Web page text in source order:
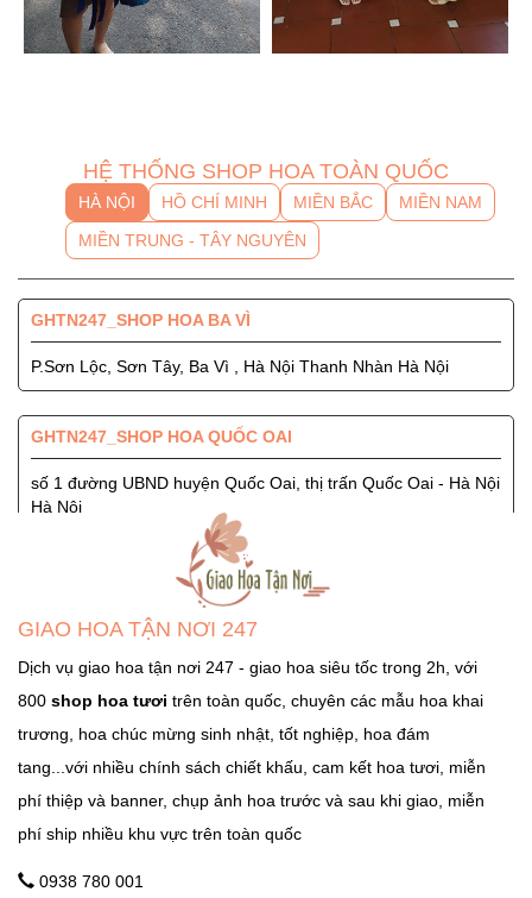
GIAO HOA TẬN NƠI 247
Dịch vụ giao hoa tận nơi 247 - giao hoa siêu tốc trong 2h, với
800 shop hoa tươi trên toàn quốc, chuyên các mẫu hoa khai
trương, hoa chúc mừng sinh nhật, tốt nghiệp, hoa đám
tang...với nhiều chính sách chiết khấu, cam kết hoa tươi, miễn
phí thiệp và banner, chụp ảnh hoa trước và sau khi giao, miễn
phí ship nhiều khu vực trên toàn quốc
0938 780 001
HỆ THỐNG SHOP HOA TOÀN QUỐC
HÀ NỘI HỒ CHÍ MINH MIỀN BẮC
MIỀN NAM
MIỀN TRUNG - TÂY NGUYÊN
GHTN247_SHOP HOA BA VÌ
P.Sơn Lộc, Sơn Tây, Ba Vì , Hà Nội Thanh Nhàn Hà Nội
GHTN247_SHOP HOA QUỐC OAI
số 1 đường UBND huyện Quốc Oai, thị trấn Quốc Oai - Hà Nội
Hà Nội
GHTN247_SHOP HOA SÓC SƠN
Quốc Lộ 3, Xã Phù Lỗ, Huyện Sóc Sơn, Thành Phố Hà Nội
Tỉnh Lộ 84, TT. Liên Quan, Thạch Thất, Hà Nội Hà Nội
GHTN247_SHOP HOA THANH OAI
Số 7 Dốc Mọc - Cao Dương - Thanh Oai - Hà Nội Hà Nội